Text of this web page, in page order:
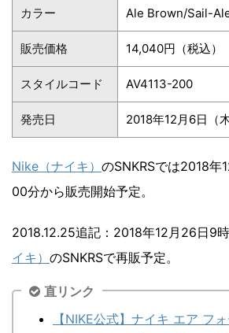
カラー Ale Brown/Sail-
販売価格 14,040円（税込）
スタイルコード AV4113-200
発売日 2018年12月6日（木
Nike（ナイキ） のSNKRSでは2018年
00分から販売開始予定。
2018.12.25追記：2018年12月26日9
イキ） のSNKRSで再販予定。
直リンク
【NIKE公式】ナイキ エア フ